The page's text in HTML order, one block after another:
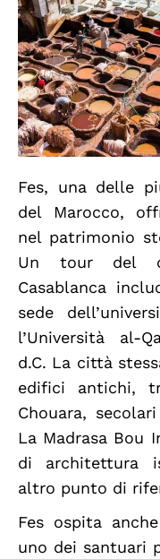
Fes, una delle
del Marocco,
nel patrimonio
Un tour del
Casablanca
sede
l’Università al-
d.C. La città
edifici antichi,
Chouara,
La Madrasa Bou
di architettura
altro punto di
Fes ospita
uno dei santuari